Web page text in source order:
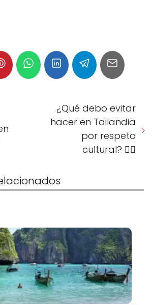
¿Qué debo evitar
hacer en Tailandia
por respeto
cultural? 🙅‍♀️